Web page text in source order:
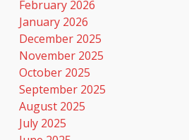
February 2026
January 2026
December 2025
November 2025
October 2025
September 2025
August 2025
July 2025